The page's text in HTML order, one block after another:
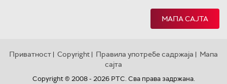
МАПА САЈТА
Приватност | Copyright | Правила употребе садржаја | Мапа
сајта
Copyright © 2008 - 2026 РТС. Сва права задржана.